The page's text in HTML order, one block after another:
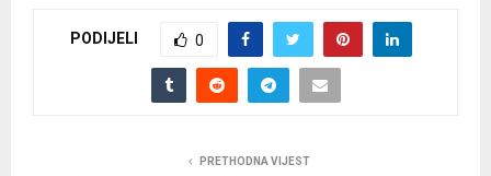
PODIJELI 0
PRETHODNA VIJEST